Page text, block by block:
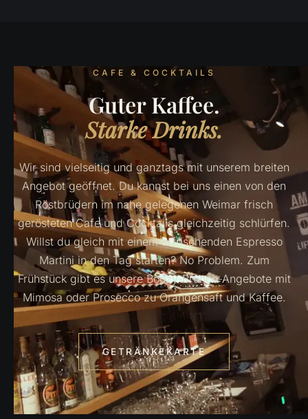
CAFE & COCKTAILS
Guter Kaffee.
Starke Drinks.
Wir sind vielseitig und ganztags mit unserem breiten
Angebot geöffnet. Du kannst bei uns einen von den
Röstbrüdern im nahe gelegenen Weimar frisch
gerösteten Cafe und Cocktails gleichzeitig schlürfen.
Willst du gleich mit einem erfrischenden Espresso
Martini in den Tag starten? No Problem. Zum
Frühstück gibt es unsere Boozy-Brunch-Angebote mit
Mimosa oder Prosecco zu Orangensaft und Kaffee.
GETRÄNKEKARTE